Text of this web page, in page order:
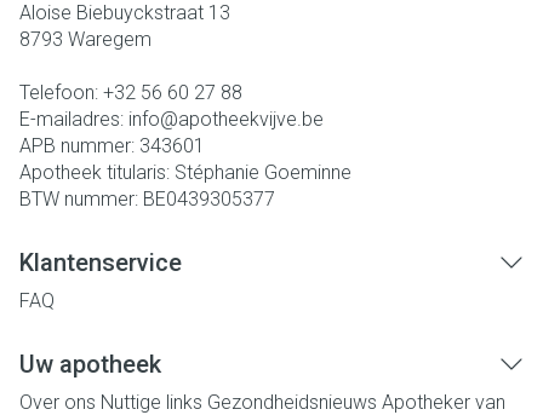
Aloise Biebuyckstraat 13
8793 Waregem
Telefoon: +32 56 60 27 88
E-mailadres: info@apotheekvijve.be
APB nummer: 343601
Apotheek titularis: Stéphanie Goeminne
BTW nummer: BE0439305377
Klantenservice
FAQ
Uw apotheek
Over ons Nuttige links Gezondheidsnieuws Apotheker van